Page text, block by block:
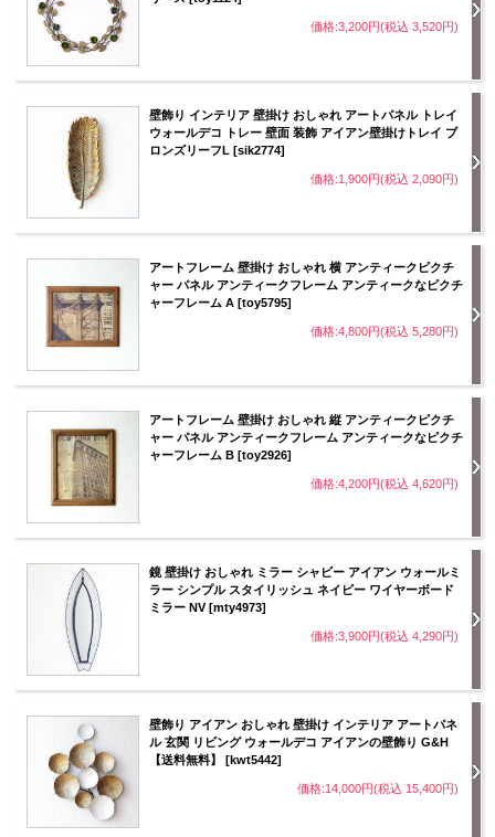
価格:3,200円(税込 3,520円)
壁飾り インテリア 壁掛け おしゃれ アートパネル トレイ
ウォールデコ トレー 壁面 装飾 アイアン壁掛けトレイ ブ
ロンズリーフL [sik2774]
価格:1,900円(税込 2,090円)
アートフレーム 壁掛け おしゃれ 横 アンティークピクチ
ャー パネル アンティークフレーム アンティークなピクチ
ャーフレーム A [toy5795]
価格:4,800円(税込 5,280円)
アートフレーム 壁掛け おしゃれ 縦 アンティークピクチ
ャー パネル アンティークフレーム アンティークなピクチ
ャーフレーム B [toy2926]
価格:4,200円(税込 4,620円)
鏡 壁掛け おしゃれ ミラー シャビー アイアン ウォールミ
ラー シンプル スタイリッシュ ネイビー ワイヤーボード
ミラー NV [mty4973]
価格:3,900円(税込 4,290円)
壁飾り アイアン おしゃれ 壁掛け インテリア アートパネ
ル 玄関 リビング ウォールデコ アイアンの壁飾り G&H
【送料無料】 [kwt5442]
価格:14,000円(税込 15,400円)